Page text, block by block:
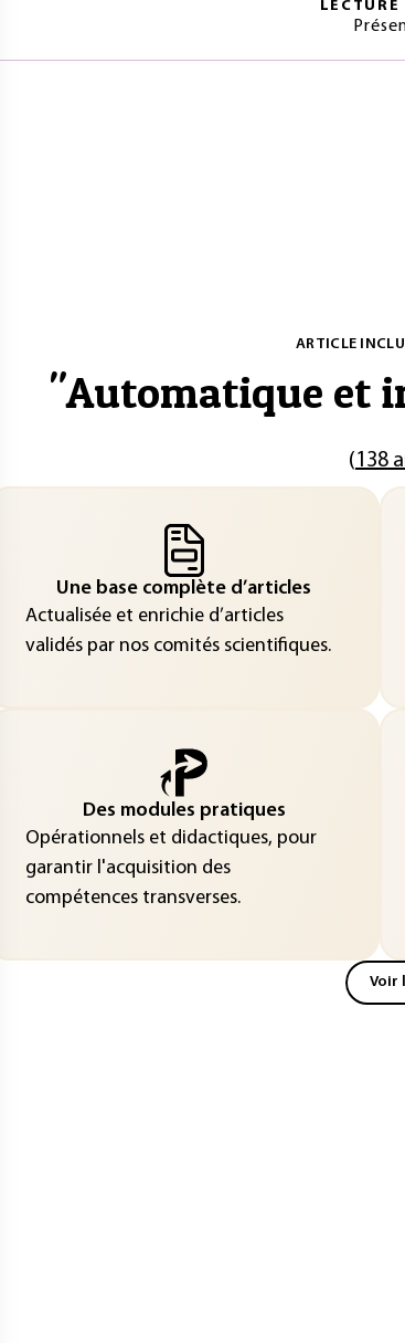
LECTURE
ARTICLE
"Automatique et
(138
Une base complète d’articles
Actualisée et enrichie d’articles
validés par nos comités scientifiques.
Des modules pratiques
Opérationnels et didactiques, pour
garantir l'acquisition des
compétences transverses.
Voir